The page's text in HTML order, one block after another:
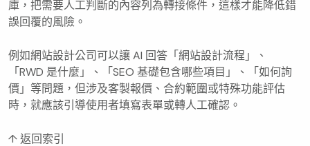
庫，把需要人工判斷的內容列為轉接條件，這樣才能降低錯
誤回覆的風險。
例如網站設計公司可以讓 AI 回答「網站設計流程」、
「RWD 是什麼」、「SEO 基礎包含哪些項目」、「如何詢
價」等問題，但涉及客製報價、合約範圍或特殊功能評估
時，就應該引導使用者填寫表單或轉人工確認。
↑ 返回索引